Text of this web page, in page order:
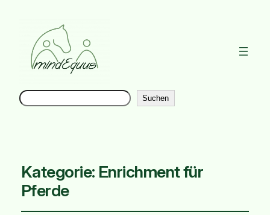
Suchen Suchen
Kategorie: Enrichment für
Pferde